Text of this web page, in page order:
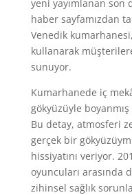
yeni yayımlanan
haber sayfamızdan
Venedik
kullanarak
sunuyor.
Kumarhanede iç
gökyüzüyle
Bu detay, atmosferi
gerçek bir
hissiyatını veriyor.
oyuncuları arasında
zihinsel sağlık